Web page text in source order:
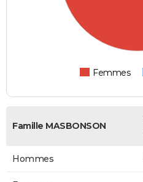
Femmes
Famille MASBONSON
Hommes